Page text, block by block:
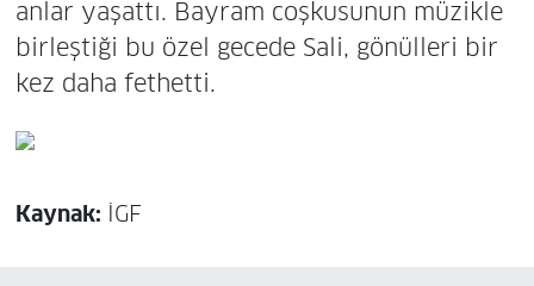
anlar yaşattı. Bayram coşkusunun müzikle
birleştiği bu özel gecede Sali, gönülleri bir
kez daha fethetti.
Kaynak: İGF